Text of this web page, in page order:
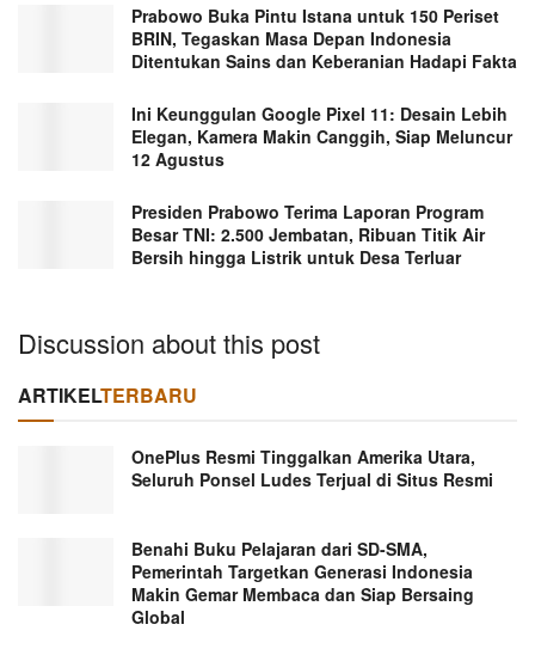
Prabowo Buka Pintu Istana untuk 150 Periset
BRIN, Tegaskan Masa Depan Indonesia
Ditentukan Sains dan Keberanian Hadapi Fakta
Ini Keunggulan Google Pixel 11: Desain Lebih
Elegan, Kamera Makin Canggih, Siap Meluncur
12 Agustus
Presiden Prabowo Terima Laporan Program
Besar TNI: 2.500 Jembatan, Ribuan Titik Air
Bersih hingga Listrik untuk Desa Terluar
Discussion about this post
ARTIKELTERBARU
OnePlus Resmi Tinggalkan Amerika Utara,
Seluruh Ponsel Ludes Terjual di Situs Resmi
Benahi Buku Pelajaran dari SD-SMA,
Pemerintah Targetkan Generasi Indonesia
Makin Gemar Membaca dan Siap Bersaing
Global